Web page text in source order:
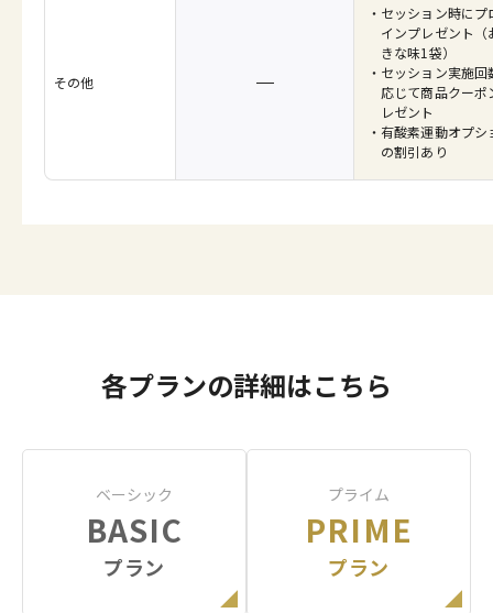
その他
セッション時にプ
インプレゼント（
きな味1袋）
セッション実施回
応じて商品クーポ
レゼント
有酸素運動オプシ
の割引あり
各プランの詳細はこちら
ベーシック
BASIC
プラン
プライム
PRIME
プラン